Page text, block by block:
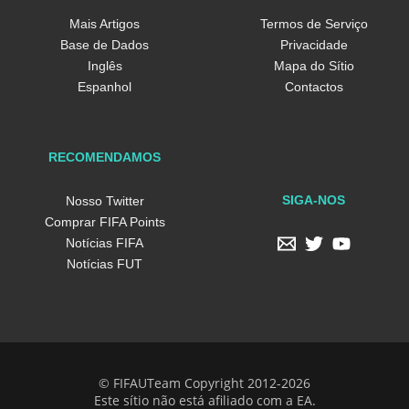
Mais Artigos
Base de Dados
Inglês
Espanhol
Termos de Serviço
Privacidade
Mapa do Sítio
Contactos
RECOMENDAMOS
Nosso Twitter
Comprar FIFA Points
Notícias FIFA
Notícias FUT
SIGA-NOS
© FIFAUTeam Copyright 2012-2026
Este sítio não está afiliado com a EA.